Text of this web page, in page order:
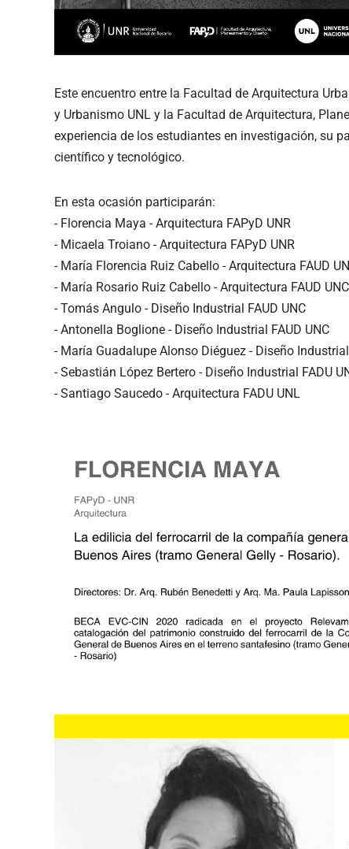
Este encuentro entre la Facultad de Arquitectura
y Urbanismo UNL y la Facultad de Arquitectura,
experiencia de los estudiantes en investigación, su
científico y tecnológico.
En esta ocasión participarán:
- Florencia Maya - Arquitectura FAPyD UNR
- Micaela Troiano - Arquitectura FAPyD UNR
- María Florencia Ruiz Cabello - Arquitectura FAUD
- María Rosario Ruiz Cabello - Arquitectura FAUD UNC
- Tomás Angulo - Diseño Industrial FAUD UNC
- Antonella Boglione - Diseño Industrial FAUD UNC
- María Guadalupe Alonso Diéguez - Diseño Industrial
- Sebastián López Bertero - Diseño Industrial FADU
- Santiago Saucedo - Arquitectura FADU UNL